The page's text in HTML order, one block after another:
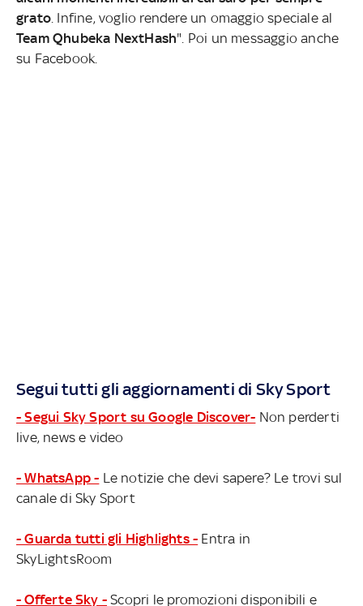
grato . Infine, voglio rendere un omaggio speciale al
Team Qhubeka NextHash". Poi un messaggio anche
su Facebook.
Segui tutti gli aggiornamenti di Sky Sport
- Segui Sky Sport su Google Discover- Non perderti
live, news e video
- WhatsApp - Le notizie che devi sapere? Le trovi sul
canale di Sky Sport
- Guarda tutti gli Highlights - Entra in
SkyLightsRoom
- Offerte Sky - Scopri le promozioni disponibili e